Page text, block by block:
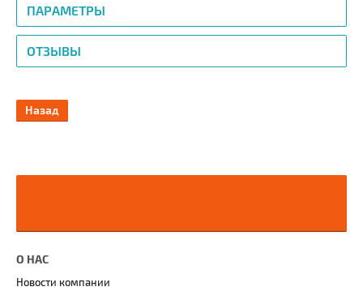
ПАРАМЕТРЫ
ОТЗЫВЫ
Назад
О НАС
Новости компании